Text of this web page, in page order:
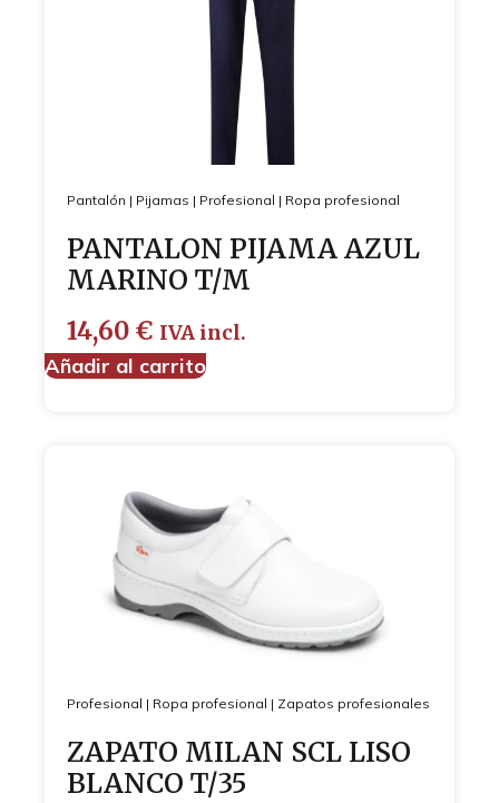
Pantalón | Pijamas | Profesional | Ropa profesional
PANTALON PIJAMA AZUL
MARINO T/M
14,60 € IVA incl.
Añadir al carrito
Profesional | Ropa profesional | Zapatos profesionales
ZAPATO MILAN SCL LISO
BLANCO T/35